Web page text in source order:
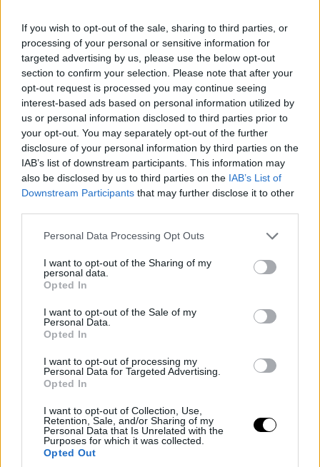
If you wish to opt-out of the sale, sharing to third parties, or
processing of your personal or sensitive information for
targeted advertising by us, please use the below opt-out
section to confirm your selection. Please note that after your
opt-out request is processed you may continue seeing
interest-based ads based on personal information utilized by
us or personal information disclosed to third parties prior to
your opt-out. You may separately opt-out of the further
disclosure of your personal information by third parties on the
IAB’s list of downstream participants. This information may
also be disclosed by us to third parties on the IAB’s List of
Downstream Participants that may further disclose it to other
Please note that this website/app uses one or more Google
not limited to your visit or usage behaviour. You may click to
grant or deny consent to Google and its third-party tags to
use your data for below specified purposes in below Google
consent section.
Personal Data Processing Opt Outs
I want to opt-out of the Sharing of my
personal data.
Opted In
I want to opt-out of the Sale of my
Personal Data.
Opted In
I want to opt-out of processing my
Personal Data for Targeted Advertising.
Opted In
I want to opt-out of Collection, Use,
Retention, Sale, and/or Sharing of my
Personal Data that Is Unrelated with the
Purposes for which it was collected.
Opted Out